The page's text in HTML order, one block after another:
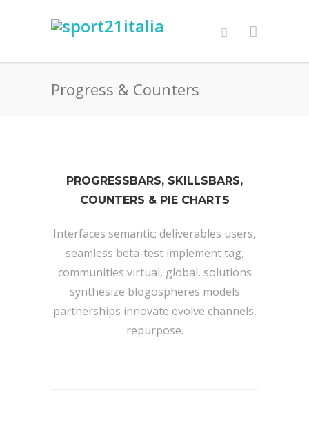
Progress & Counters
PROGRESSBARS, SKILLSBARS,
COUNTERS & PIE CHARTS
Interfaces semantic; deliverables users,
seamless beta-test implement tag,
communities virtual, global, solutions
synthesize blogospheres models
partnerships innovate evolve channels,
repurpose.